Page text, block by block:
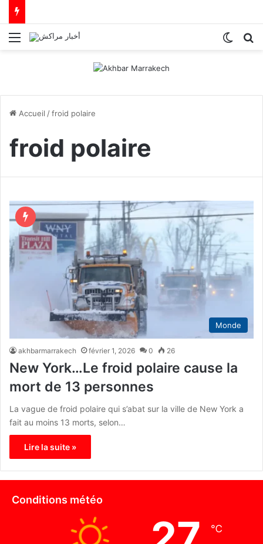
Menu
Accueil /froid polaire
froid polaire
Monde
akhbarmarrakech février 1, 2026 0 26
New York…Le froid polaire cause la
mort de 13 personnes
La vague de froid polaire qui s’abat sur la ville de New York a
fait au moins 13 morts, selon…
Lire la suite »
Conditions météo
℃